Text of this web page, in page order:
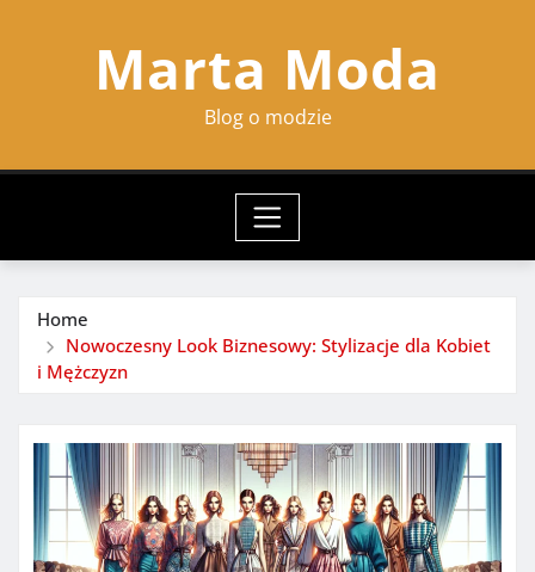
Marta Moda
Blog o modzie
Home
Nowoczesny Look Biznesowy: Stylizacje dla Kobiet
i Mężczyzn